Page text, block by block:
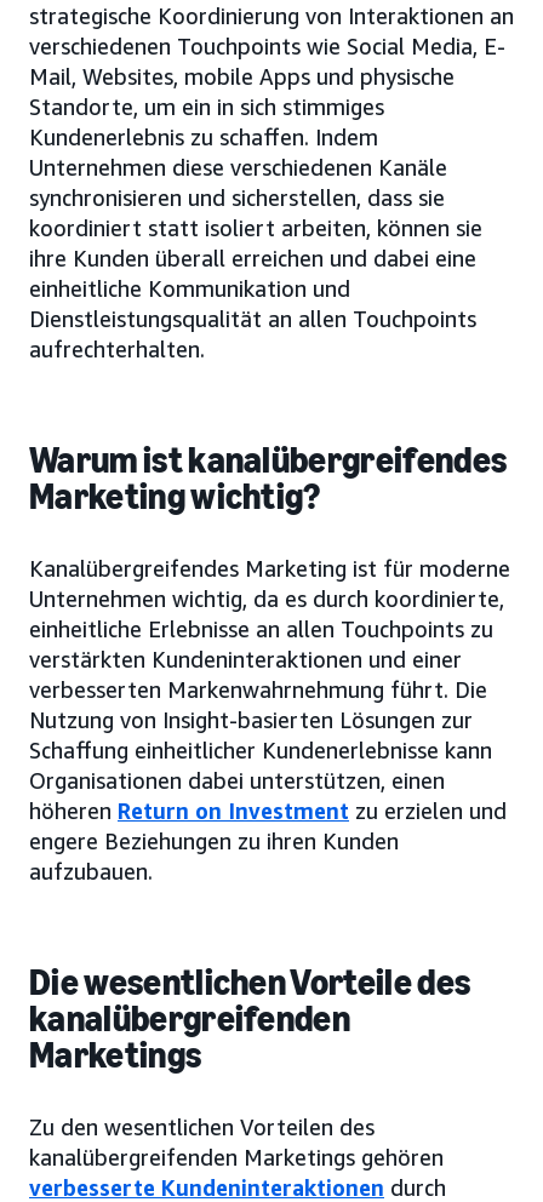
strategische Koordinierung von Interaktionen an
verschiedenen Touchpoints wie Social Media, E-
Mail, Websites, mobile Apps und physische
Standorte, um ein in sich stimmiges
Kundenerlebnis zu schaffen. Indem
Unternehmen diese verschiedenen Kanäle
synchronisieren und sicherstellen, dass sie
koordiniert statt isoliert arbeiten, können sie
ihre Kunden überall erreichen und dabei eine
einheitliche Kommunikation und
Dienstleistungsqualität an allen Touchpoints
aufrechterhalten.
Warum ist kanalübergreifendes
Marketing wichtig?
Kanalübergreifendes Marketing ist für moderne
Unternehmen wichtig, da es durch koordinierte,
einheitliche Erlebnisse an allen Touchpoints zu
verstärkten Kundeninteraktionen und einer
verbesserten Markenwahrnehmung führt. Die
Nutzung von Insight-basierten Lösungen zur
Schaffung einheitlicher Kundenerlebnisse kann
Organisationen dabei unterstützen, einen
höheren Return on Investment zu erzielen und
engere Beziehungen zu ihren Kunden
aufzubauen.
Die wesentlichen Vorteile des
kanalübergreifenden
Marketings
Zu den wesentlichen Vorteilen des
kanalübergreifenden Marketings gehören
verbesserte Kundeninteraktionen durch